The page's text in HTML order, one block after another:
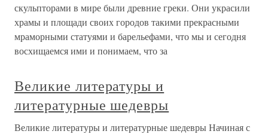
скульпторами в мире были древние греки. Они украсили
храмы и площади своих городов такими прекрасными
мраморными статуями и барельефами, что мы и сегодня
восхищаемся ими и понимаем, что за
Великие литературы и
литературные шедевры
Великие литературы и литературные шедевры Начиная с